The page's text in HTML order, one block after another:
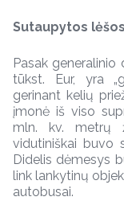
Sutaupytos
Pasak
tūkst. Eur, yra
gerinant kelių
įmonė iš viso
mln. kv. metrų
vidutiniškai buvo
Didelis dėmesys
link lankytinų
autobusai.